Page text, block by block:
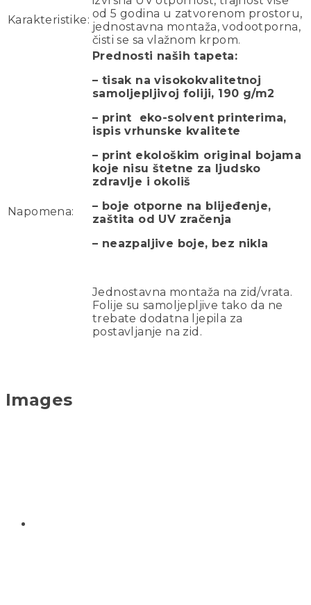
Karakteristike: od 5 godina u zatvorenom prostoru,
jednostavna montaža, vodootporna,
čisti se sa vlažnom krpom.
Napomena:
Prednosti naših tapeta:
– tisak na visokokvalitetnoj
samoljepljivoj foliji, 190 g/m2
– print eko-solvent printerima,
ispis vrhunske kvalitete
– print ekološkim original bojama
koje nisu štetne za ljudsko
zdravlje i okoliš
– boje otporne na blijeđenje,
zaštita od UV zračenja
– neazpaljive boje, bez nikla
Jednostavna montaža na zid/vrata.
Folije su samoljepljive tako da ne
trebate dodatna ljepila za
postavljanje na zid.
Images